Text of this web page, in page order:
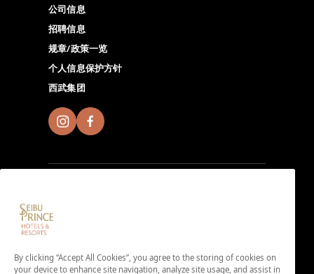
公司信息
招聘信息
规章/政策一览
个人信息保护方针
西武集团
加入Seibu Prince Global Rewards，尽情体验全球
载App。
By clicking “Accept All Cookies”, you agree to the storing of cookies on
your device to enhance site navigation, analyze site usage, and assist in